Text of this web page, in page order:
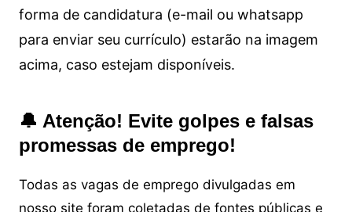
forma de candidatura (e-mail ou whatsapp
para enviar seu currículo) estarão na imagem
acima, caso estejam disponíveis.
🔔 Atenção! Evite golpes e falsas
promessas de emprego!
Todas as vagas de emprego divulgadas em
nosso site foram coletadas de fontes públicas e